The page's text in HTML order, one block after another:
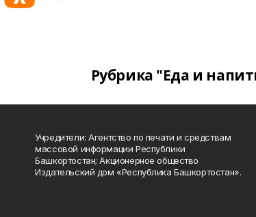
Рубрика "Еда и
Учредители: Агентство по печати и средствам
массовой информации Республики
Башкортостан; Акционерное общество
Издательский дом «Республика Башкортостан».